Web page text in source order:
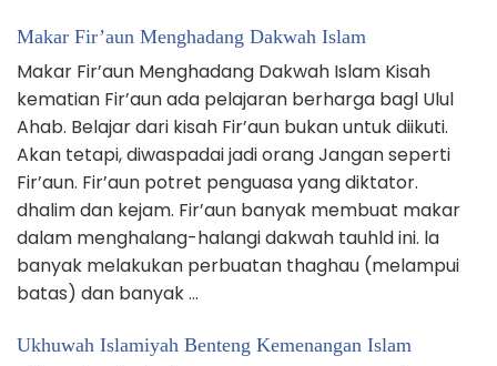
Makar Fir’aun Menghadang Dakwah Islam
Makar Fir’aun Menghadang Dakwah Islam Kisah
kematian Fir’aun ada pelajaran berharga bagl Ulul
Ahab. Belajar dari kisah Fir’aun bukan untuk diikuti.
Akan tetapi, diwaspadai jadi orang Jangan seperti
Fir’aun. Fir’aun potret penguasa yang diktator.
dhalim dan kejam. Fir’aun banyak membuat makar
dalam menghalang-halangi dakwah tauhld ini. la
banyak melakukan perbuatan thaghau (melampui
batas) dan banyak …
Ukhuwah Islamiyah Benteng Kemenangan Islam